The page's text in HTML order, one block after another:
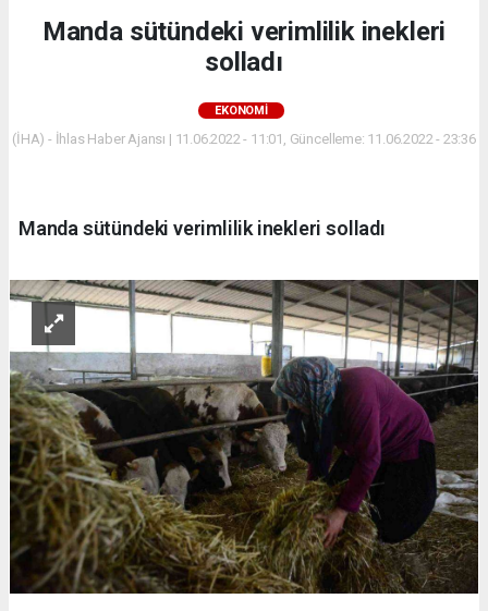
Manda sütündeki verimlilik inekleri
solladı
EKONOMİ
(İHA) - İhlas Haber Ajansı | 11.06.2022 - 11:01, Güncelleme: 11.06.2022 - 23:36
Manda sütündeki verimlilik inekleri solladı